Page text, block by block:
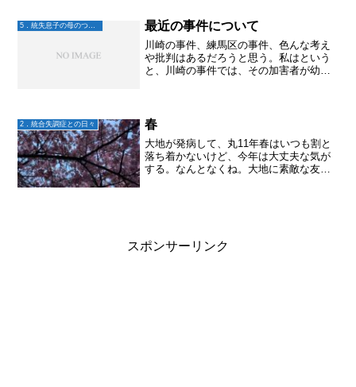
も食べますか・・・とスポ...
最近の事件について
川崎の事件、練馬区の事件、色んな考え
や批判はあるだろうと思う。私はという
と、川崎の事件では、その加害者が幼い
のか。それは福祉的な社会...
2．統合失調症との日々 春
大地が発病して、丸11年春はいつも割と
落ち着かないけど、今年は大丈夫な気が
する。なんとなくね。大地に素敵な友人
スポンサーリンク